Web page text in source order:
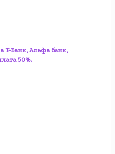
T-Банк, Альфа банк,
50%.